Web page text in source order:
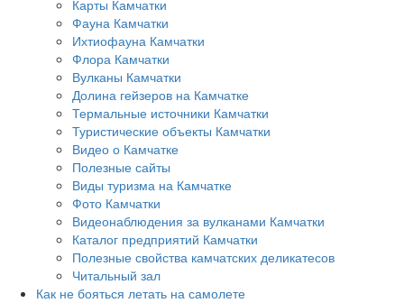
Карты Камчатки
Фауна Камчатки
Ихтиофауна Камчатки
Флора Камчатки
Вулканы Камчатки
Долина гейзеров на Камчатке
Термальные источники Камчатки
Туристические объекты Камчатки
Видео о Камчатке
Полезные сайты
Виды туризма на Камчатке
Фото Камчатки
Видеонаблюдения за вулканами Камчатки
Каталог предприятий Камчатки
Полезные свойства камчатских деликатесов
Читальный зал
Как не бояться летать на самолете